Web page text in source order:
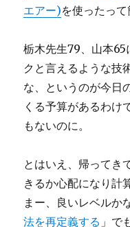
エアー)を使ったって
栃木先生79、山本65
クと言えるような技
な、というのが今日
くる予算があるわけ
もないのに。
とはいえ、帰ってき
きるか心配になり計
まー、良いレベルか
法を再定義する 」で